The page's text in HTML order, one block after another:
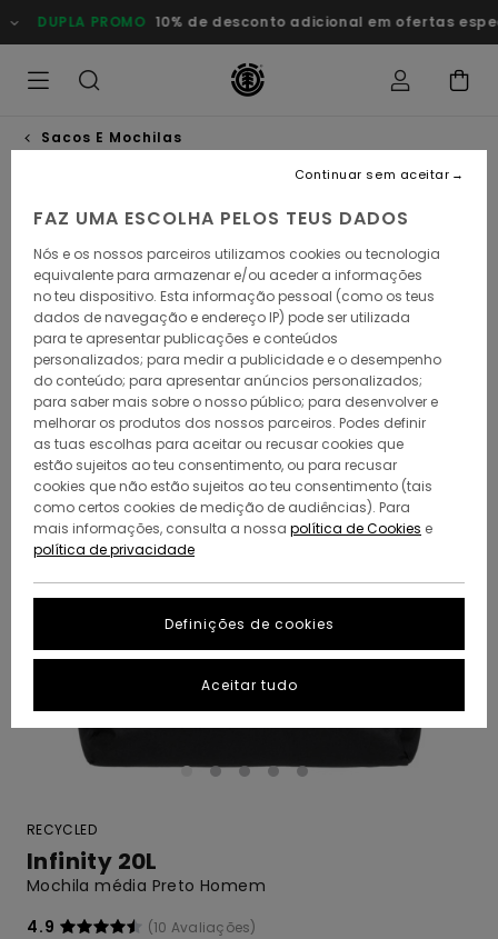
para
a
PROMO 10% de desconto adicional em ofertas especiais
Sacos E Mochilas
RECYCLED
Infinity 20L
Mochila média Preto Homem
4.9
(10 Avaliações)
FAZ UMA ESCOLHA PELOS TEUS DADOS
Nós e os nossos parceiros utilizamos cookies ou tecnologia
equivalente para armazenar e/ou aceder a informações
no teu dispositivo. Esta informação pessoal (como os teus
dados de navegação e endereço IP) pode ser utilizada
para te apresentar publicações e conteúdos
personalizados; para medir a publicidade e o desempenho
do conteúdo; para apresentar anúncios personalizados;
para saber mais sobre o nosso público; para desenvolver e
melhorar os produtos dos nossos parceiros. Podes definir
as tuas escolhas para aceitar ou recusar cookies que
estão sujeitos ao teu consentimento, ou para recusar
cookies que não estão sujeitos ao teu consentimento (tais
como certos cookies de medição de audiências). Para
mais informações, consulta a nossa política de Cookies e
política de privacidade
Definições de cookies
Continuar sem aceitar
Aceitar tudo